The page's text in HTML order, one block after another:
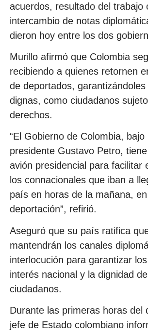
acuerdos, resultado del trabajo
intercambio de notas
dieron hoy entre los dos
Murillo afirmó que Colombia
recibiendo a quienes retornen
de deportados,
dignas, como ciudadanos
derechos.
“El Gobierno de Colombia, bajo
presidente Gustavo Petro,
avión presidencial para facilitar
los connacionales que iban a
país en horas de la mañana,
deportación”, refirió.
Aseguró que su país ratifica
mantendrán los canales
interlocución para garantizar
interés nacional y la dignidad
ciudadanos.
Durante las primeras horas del
jefe de Estado colombiano